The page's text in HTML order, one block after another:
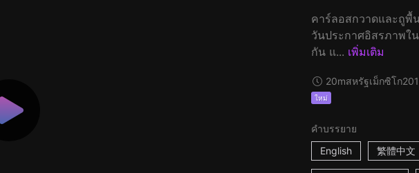
คาร์ลอสกวาดและถู
วันประกาศอิสรภาพใ
กัน แ... เพิ่มเติม
20mสหรัฐเม็กซิโก
ใหม่
คำบรรยาย
English
繁體中文